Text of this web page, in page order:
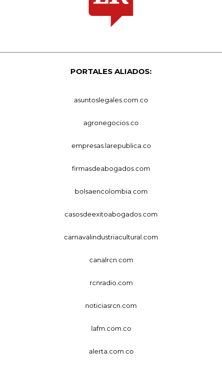
PORTALES ALIADOS:
asuntoslegales.com.co
agronegocios.co
empresas.larepublica.co
firmasdeabogados.com
bolsaencolombia.com
casosdeexitoabogados.com
carnavalindustriacultural.com
canalrcn.com
rcnradio.com
noticiasrcn.com
lafm.com.co
alerta.com.co